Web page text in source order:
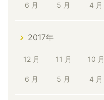
6 月 5 月 4 月
2017年
12 月 11 月 10 月
6 月 5 月 4 月